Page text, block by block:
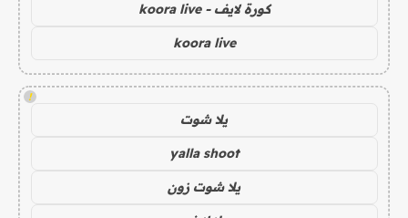
كورة لايف - koora live
koora live
!
يلا شوت
yalla shoot
يلا شوت زون